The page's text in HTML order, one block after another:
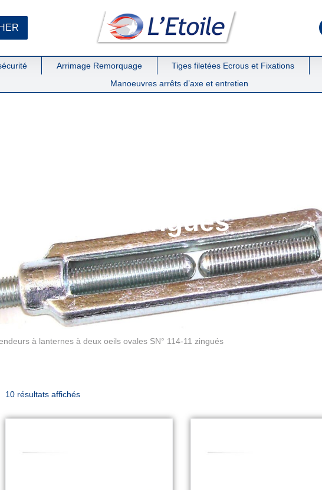
Arrimage Remorquage Tiges filetées Ecrous et Fixations
Manoeuvres arrêts d’axe et entretien
à deux oeils
zingués
à lanternes à deux oeils ovales SN° 114-11 zingués
10 résultats affichés